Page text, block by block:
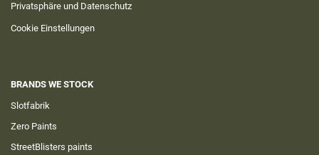
Privatsphäre und Datenschutz
Cookie Einstellungen
BRANDS WE STOCK
Slotfabrik
Zero Paints
StreetBlisters paints